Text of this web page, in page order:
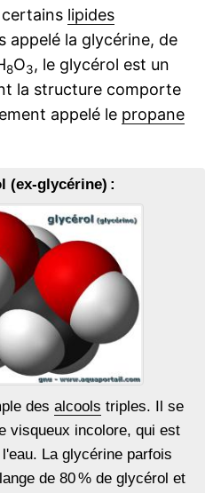
lipides
appelé la glycérine, de
8O3, le glycérol est un
la structure comporte
appelé le propane
(ex-glycérine) :
des alcools triples. Il se
visqueux incolore, qui est
La glycérine parfois
de 80 % de glycérol et